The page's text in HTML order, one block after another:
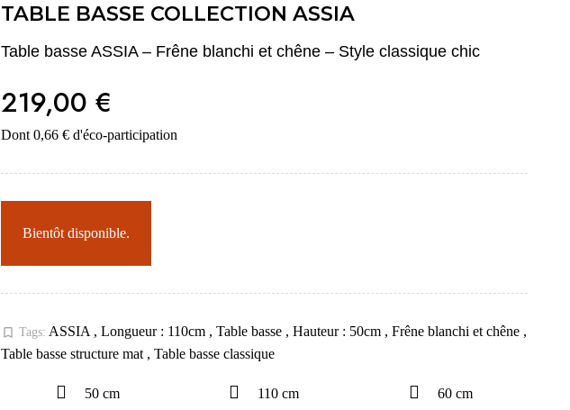
TABLE BASSE COLLECTION ASSIA
Table basse ASSIA – Frêne blanchi et chêne – Style classique chic
219,00 €
Dont 0,66 € d'éco-participation
Bientôt disponible.
bookmark_border Tags: ASSIA , Longueur : 110cm , Table basse , Hauteur : 50cm , Frêne blanchi et chêne ,
Table basse structure mat , Table basse classique
50 cm 110 cm 60 cm